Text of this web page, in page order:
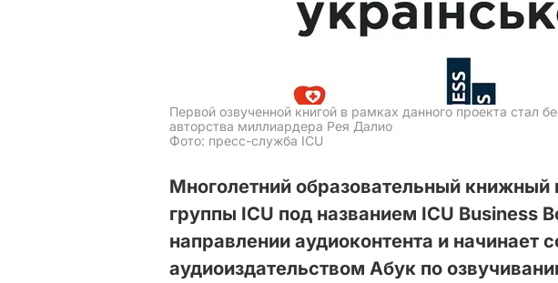
Первой озвученной книгой в рамках данного проекта стал
авторства миллиардера Рея Далио
Фото: пресс-служба ICU
Многолетний образовательный книжный
группы ICU под названием ICU Business
направлении аудиоконтента и начинает
аудиоиздательством Абук по